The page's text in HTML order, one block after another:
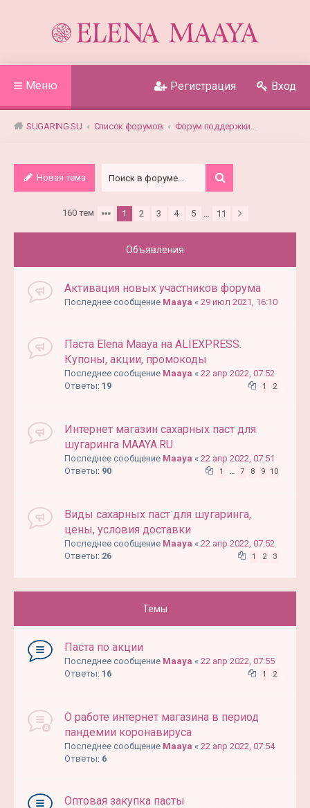
Меню Вход
Регистрация
SUGARING.SU Список форумов Форум поддержки покупателей паст для шугаринга Elena Maaya
Новая тема
160 тем 1 2 3 4 5 11
Объявления
Активация новых участников форума
Последнее сообщение Maaya « 29 июл 2021, 16:10
Паста Elena Maaya на АLIEXPRESS.
Купоны, акции, промокоды
Последнее сообщение Maaya « 22 апр 2022, 07:52
Ответы: 19 1 2
Интернет магазин сахарных паст для
шугаринга MAAYA.RU
Последнее сообщение Maaya « 22 апр 2022, 07:51
Ответы: 90 1 7 8 9 10
Виды сахарных паст для шугаринга,
цены, условия доставки
Последнее сообщение Maaya « 22 апр 2022, 07:52
Ответы: 26 1 2 3
Темы
Паста по акции
Последнее сообщение Maaya « 22 апр 2022, 07:55
Ответы: 16 1 2
О работе интернет магазина в период
пандемии коронавируса
Последнее сообщение Maaya « 22 апр 2022, 07:54
Ответы: 6
Оптовая закупка пасты